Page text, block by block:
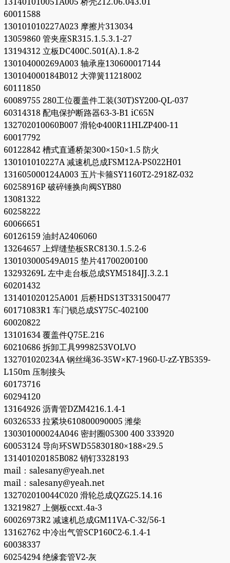
60011588
130101010227A023 摩擦片313034
13059860 管夹座SR315.1.5.3.1-27
13194312 立板DC400C.501(A).1.8-2
130104000269A003 轴承座130600017144
130104000184B012 大弹簧11218002
60111850
60089755 280工位覆盖件工装(30T)SY200-QL-037
60314318 配电保护断路器63-3-B1 iC65N
132702010060B007 滑轮Φ400R11HLZP400-11
60017792
60122842 槽式直通桥架300×150×1.5 防火
130101010227A 减速机总成FSM12A-PS022H01
131605000124A003 五片卡箍SY1160T2-2918Z-032
60258916P 破碎锤换向阀SYB80
13081322
60258222
60066651
60126159 油封A2406060
13264657 上焊缝垫板SRC8130.1.5.2-6
130103000549A015 垫片41700200100
13293269L 左中走台板总成SYM5184JJ.3.2.1
60201432
131401020125A001 后桥HDS13T331500477
60171083R1 车门锁总成SY75C-402100
60020822
13101634 覆盖件Q75E.216
60210686 拆卸工具9998253VOLVO
132701020234A 钢丝绳36-35W×K7-1960-U-zZ-YB5359-
L150m 压制接头
60173716
60294120
13164926 沥青管DZM4216.1.4-1
60326533 拉紧块610800090005 潍柴
130301000024A046 密封圈05300 400 333920
60053124 导向环SWD55830180×188×29.5
131401020185B082 销钉3328193
mail：salesany@yeah.net
mail：salesany@yeah.net
132702010044C020 滑轮总成QZG25.14.16
13219827 上侧板ccxt.4a-3
60026973R2 减速机总成GM11VA-C-32/56-1
13162762 中冷出气管SCP160C2-6.1.4-1
60038337
60254294 绝缘套管V2-灰